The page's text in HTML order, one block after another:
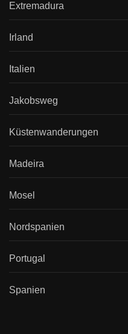
Extremadura
Irland
Italien
Jakobsweg
Küstenwanderungen
Madeira
Mosel
Nordspanien
Portugal
Spanien